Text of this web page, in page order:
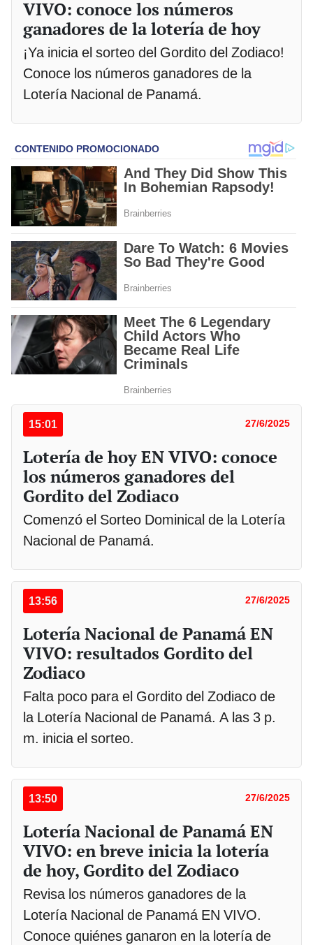
VIVO: conoce los números
ganadores de la lotería de hoy
¡Ya inicia el sorteo del Gordito del Zodiaco!
Conoce los números ganadores de la
Lotería Nacional de Panamá.
15:01 27/6/2025
Lotería de hoy EN VIVO: conoce
los números ganadores del
Gordito del Zodiaco
Comenzó el Sorteo Dominical de la Lotería
Nacional de Panamá.
13:56 27/6/2025
Lotería Nacional de Panamá EN
VIVO: resultados Gordito del
Zodiaco
Falta poco para el Gordito del Zodiaco de
la Lotería Nacional de Panamá. A las 3 p.
m. inicia el sorteo.
13:50 27/6/2025
Lotería Nacional de Panamá EN
VIVO: en breve inicia la lotería
de hoy, Gordito del Zodiaco
Revisa los números ganadores de la
Lotería Nacional de Panamá EN VIVO.
Conoce quiénes ganaron en la lotería de